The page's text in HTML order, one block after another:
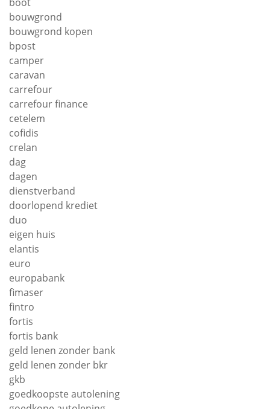
bouwgrond
bouwgrond kopen
bpost
camper
caravan
carrefour
carrefour finance
cetelem
cofidis
crelan
dag
dagen
dienstverband
doorlopend krediet
duo
eigen huis
elantis
euro
europabank
fimaser
fintro
fortis
fortis bank
geld lenen zonder bank
geld lenen zonder bkr
gkb
goedkoopste autolening